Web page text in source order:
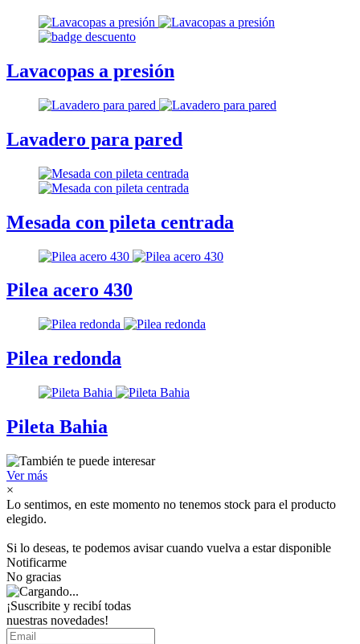
Lavacopas a presión
Lavadero para pared
Mesada con pileta centrada
Pilea acero 430
Pilea redonda
Pileta Bahia
Ver más
×
Lo sentimos, en este momento no tenemos stock para el producto
elegido.
Si lo deseas, te podemos avisar cuando vuelva a estar disponible
Notificarme
No gracias
¡Suscribite y recibí todas
nuestras novedades!